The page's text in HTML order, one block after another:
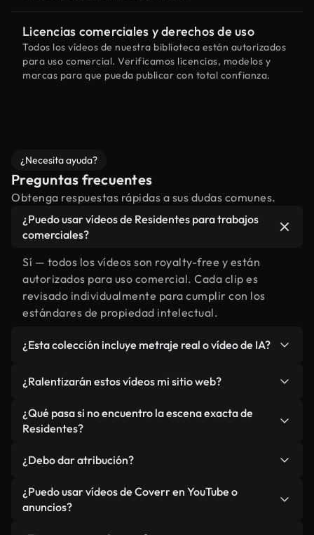
Licencias comerciales y derechos de uso
Todos los vídeos de nuestra biblioteca están autorizados
para uso comercial. Verificamos licencias, modelos y
marcas para que pueda publicar con total confianza.
¿Necesita ayuda?
Preguntas frecuentes
Obtenga respuestas rápidas a sus dudas comunes.
¿Puedo usar vídeos de Residentes para trabajos
comerciales?
Sí — todos los vídeos son royalty-free y están
autorizados para uso comercial. Cada clip es
revisado individualmente para cumplir con los
estándares de propiedad intelectual.
¿Esta colección incluye metraje real o vídeo de IA?
relacionado con Residentes y vídeos generados
por IA. Todo está claramente etiquetado.
¿Ralentizarán estos vídeos mi sitio web?
No si selecciona nuestras versiones optimizadas
para web, diseñadas específicamente para uso de
métricas como LCP.
¿Qué pasa si no encuentro la escena exacta de
Residentes?
Studio. Describe la escena, como "Residentes al
atardecer", y la IA la generará en segundos
conforme a nuestros estándares.
¿Debo dar atribución?
No es necesario. Todos los vídeos en nuestra
biblioteca son royalty-free, aunque siempre se
¿Puedo usar vídeos de Coverr en YouTube o
anuncios?